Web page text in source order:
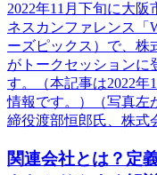
2022年11月下旬に大
ネスカンファレンス「
ーズピックス）で、株
がトークセッションに
す。（本記事は2022
情報です。）（写真左
締役渡部恒郎氏、株式
関連会社とは？定